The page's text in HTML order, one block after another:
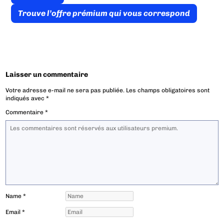
Trouve l’offre prémium qui vous correspond
Laisser un commentaire
Votre adresse e-mail ne sera pas publiée. Les champs obligatoires sont
indiqués avec*
Commentaire*
Name*
Email*